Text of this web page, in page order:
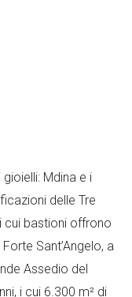
gioielli: Mdina e i
delle Tre
cui bastioni offrono
Sant’Angelo, a
Assedio del
i cui 6.300 m² di